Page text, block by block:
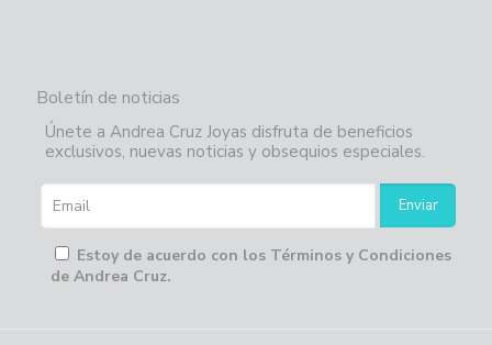
Boletín de noticias
Únete a Andrea Cruz Joyas disfruta de beneficios
exclusivos, nuevas noticias y obsequios especiales.
Estoy de acuerdo con los Términos y Condiciones
de Andrea Cruz.